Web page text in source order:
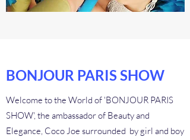
BONJOUR PARIS SHOW
Welcome to the World of 'BONJOUR PARIS
SHOW', the ambassador of Beauty and
Elegance, Coco Joe surrounded by girl and boy